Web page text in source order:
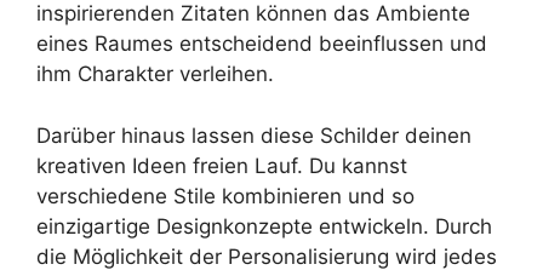
inspirierenden Zitaten können das Ambiente
eines Raumes entscheidend beeinflussen und
ihm Charakter verleihen.
Darüber hinaus lassen diese Schilder deinen
kreativen Ideen freien Lauf. Du kannst
verschiedene Stile kombinieren und so
einzigartige Designkonzepte entwickeln. Durch
die Möglichkeit der Personalisierung wird jedes